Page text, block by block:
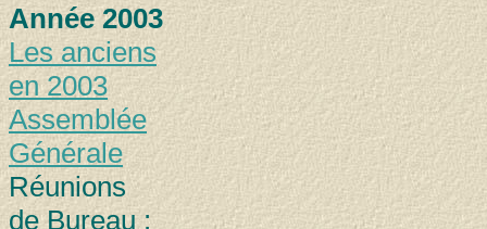
Année 2003
Les anciens
en 2003
Assemblée
Générale
Réunions
de Bureau :